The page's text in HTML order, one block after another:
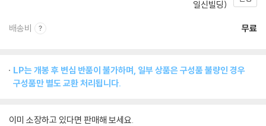
일신빌딩)
배송비 무료
LP는 개봉 후 변심 반품이 불가하며, 일부 상품은 구성품 불량인 경우
구성품만 별도 교환 처리됩니다.
이미 소장하고 있다면 판매해 보세요.